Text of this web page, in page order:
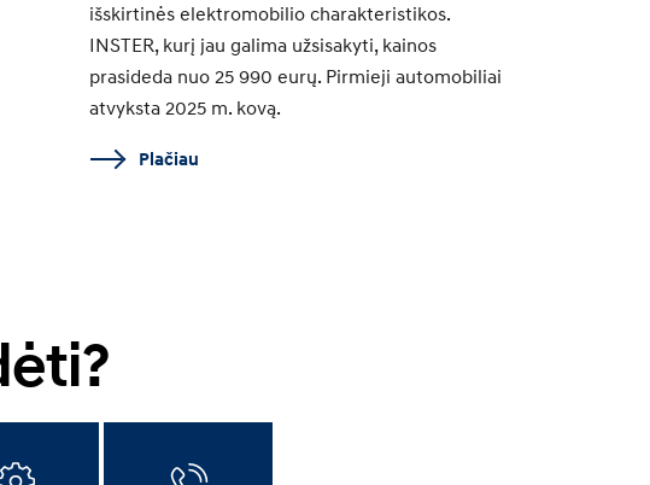
išskirtinės elektromobilio charakteristikos.
INSTER, kurį jau galima užsisakyti, kainos
prasideda nuo 25 990 eurų. Pirmieji automobiliai
atvyksta 2025 m. kovą.
Plačiau